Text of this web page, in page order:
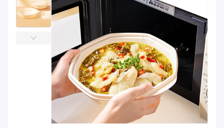
烤箱袋
221330
热收缩
袋
拉伸膜
价格：￥1.43
商品参数
打包碗
PP、玉米淀粉
255
75
86
PP、玉米淀粉